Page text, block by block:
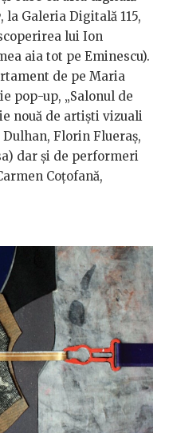
, la Galeria Digitală 115,
lui Ion
aia tot pe Eminescu).
de pe Maria
pop-up, „Salonul de
nouă de artiști vizuali
Florin Flueraș,
dar și de performeri
Coțofană,